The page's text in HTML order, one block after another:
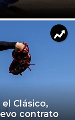
Clásico,
contrato